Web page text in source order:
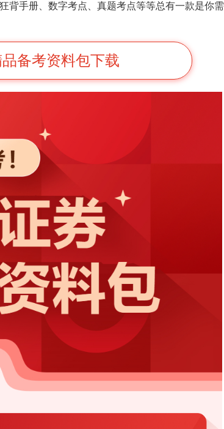
背手册、数字考点、真题考点等等总有一款是你需
备考资料包下载